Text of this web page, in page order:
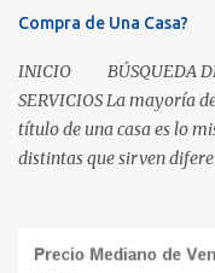
Compra de Una Casa?
INICIO BÚSQUEDA
SERVICIOS La mayoría
título de una casa es lo
distintas que sirven
escuela primaria y ella